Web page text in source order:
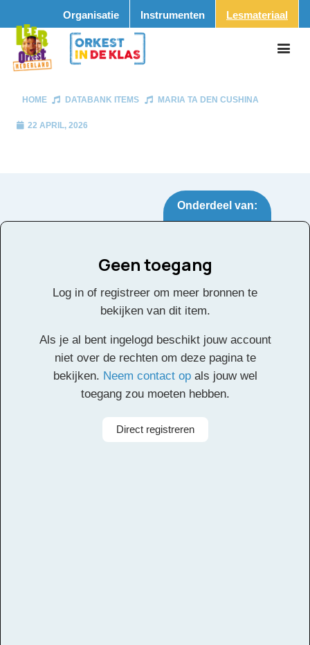
Organisatie Instrumenten Lesmateriaal
HOME DATABANK ITEMS MARIA TA DEN CUSHINA
22 APRIL, 2026
Onderdeel van:
Maria ta den cushina
Facebook
TwitterEmailPinterestLinkedIn
Delen
Geen toegang
Log in of registreer om meer bronnen te
bekijken van dit item.
Als je al bent ingelogd beschikt jouw account
niet over de rechten om deze pagina te
bekijken. Neem contact opals jouw wel
toegang zou moeten hebben.
Direct registreren
Alle rechten voorbehouden
Dirk Kokx